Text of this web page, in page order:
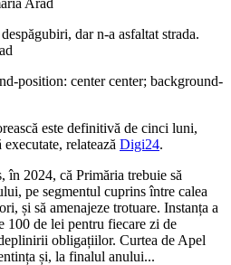
dar n-a asfaltat strada.
position: center center; background-
este definitivă de cinci luni,
relatează Digi24.
în 2024, că Primăria trebuie să
pe segmentul cuprins între calea
și să amenajeze trotuare. Instanța a
100 de lei pentru fiecare zi de
obligațiilor. Curtea de Apel
și, la finalul anului...